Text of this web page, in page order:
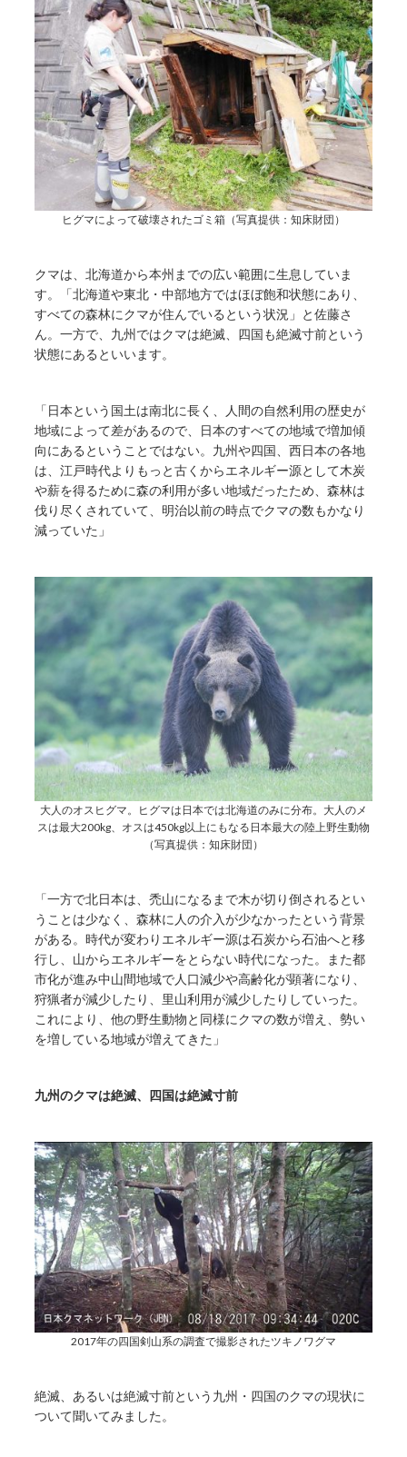
ヒグマによって破壊されたゴミ箱（写真提供：知床財団）
クマは、北海道から本州までの広い範囲に生息していま
す。「北海道や東北・中部地方ではほぼ飽和状態にあり、
すべての森林にクマが住んでいるという状況」と佐藤さ
ん。一方で、九州ではクマは絶滅、四国も絶滅寸前という
状態にあるといいます。
「日本という国土は南北に長く、人間の自然利用の歴史が
地域によって差があるので、日本のすべての地域で増加傾
向にあるということではない。九州や四国、西日本の各地
は、江戸時代よりもっと古くからエネルギー源として木炭
や薪を得るために森の利用が多い地域だったため、森林は
伐り尽くされていて、明治以前の時点でクマの数もかなり
減っていた」
大人のオスヒグマ。ヒグマは日本では北海道のみに分布。大人のメ
スは最大200kg、オスは450kg以上にもなる日本最大の陸上野生動物
（写真提供：知床財団）
「一方で北日本は、禿山になるまで木が切り倒されるとい
うことは少なく、森林に人の介入が少なかったという背景
がある。時代が変わりエネルギー源は石炭から石油へと移
行し、山からエネルギーをとらない時代になった。また都
市化が進み中山間地域で人口減少や高齢化が顕著になり、
狩猟者が減少したり、里山利用が減少したりしていった。
これにより、他の野生動物と同様にクマの数が増え、勢い
を増している地域が増えてきた」
九州のクマは絶滅、四国は絶滅寸前
2017年の四国剣山系の調査で撮影されたツキノワグマ
絶滅、あるいは絶滅寸前という九州・四国のクマの現状に
ついて聞いてみました。